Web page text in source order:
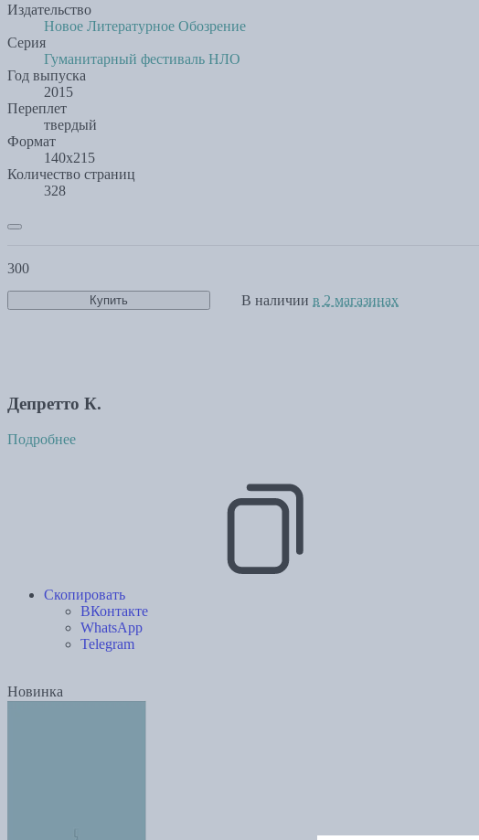
Издательство
Новое Литературное Обозрение
Серия
Гуманитарный фестиваль НЛО
Год выпуска
2015
Переплет
твердый
Формат
140х215
Количество страниц
328
300
Купить В наличии в 2 магазинах
Депретто К.
Подробнее
Скопировать
ВКонтакте
WhatsApp
Telegram
Новинка